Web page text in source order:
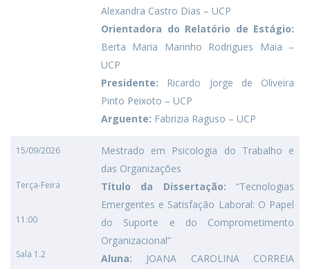
Alexandra Castro Dias – UCP
Orientadora do Relatório de Estágio:
Berta Maria Marinho Rodrigues Maia –
UCP
Presidente: Ricardo Jorge de Oliveira
Pinto Peixoto – UCP
Arguente: Fabrizia Raguso – UCP
15/09/2026
Terça-Feira
11:00
Sala 1.2
Mestrado em Psicologia do Trabalho e
das Organizações
Título da Dissertação: “Tecnologias
Emergentes e Satisfação Laboral: O Papel
do Suporte e do Comprometimento
Organizacional”
Aluna: JOANA CAROLINA CORREIA